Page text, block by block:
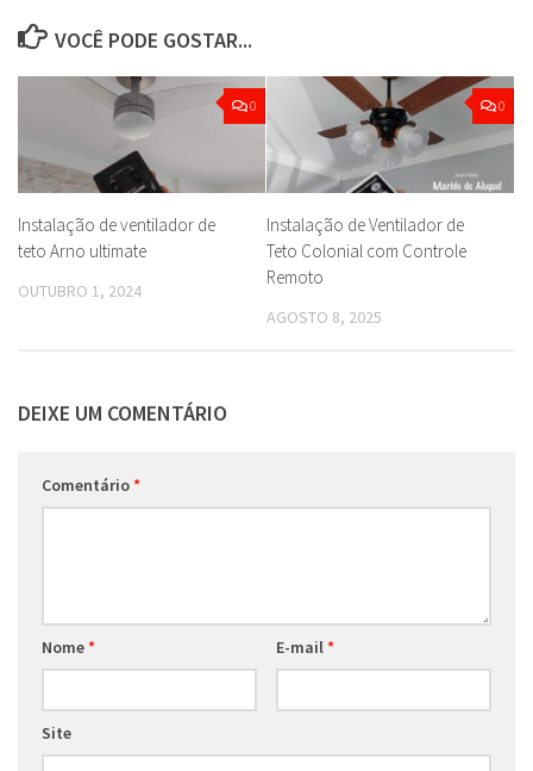
VOCÊ PODE GOSTAR...
0
Instalação de ventilador de
teto Arno ultimate
OUTUBRO 1, 2024
0
Instalação de Ventilador de
Teto Colonial com Controle
Remoto
AGOSTO 8, 2025
DEIXE UM COMENTÁRIO
Comentário*
Nome* E-mail *
Site